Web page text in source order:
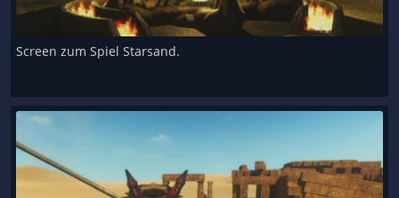
Screen zum Spiel Starsand.